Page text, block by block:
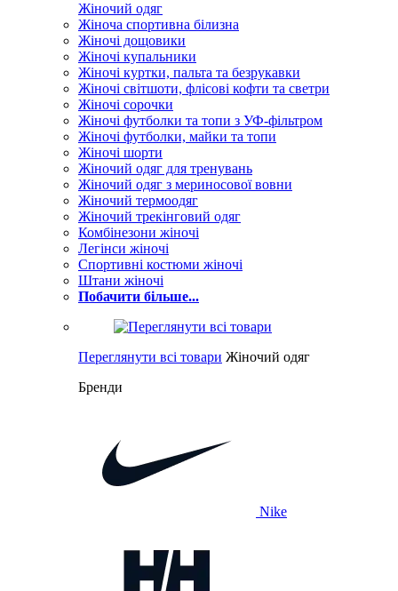
Жіночий одяг
Жіноча спортивна білизна
Жіночі дощовики
Жіночі купальники
Жіночі куртки, пальта та безрукавки
Жіночі світшоти, флісові кофти та светри
Жіночі сорочки
Жіночі футболки та топи з УФ-фільтром
Жіночі футболки, майки та топи
Жіночі шорти
Жіночий одяг для тренувань
Жіночий одяг з мериносової вовни
Жіночий термоодяг
Жіночий трекінговий одяг
Комбінезони жіночі
Легінси жіночі
Спортивні костюми жіночі
Штани жіночі
Побачити більше...
Переглянути всі товари Жіночий одяг
Бренди
Nike